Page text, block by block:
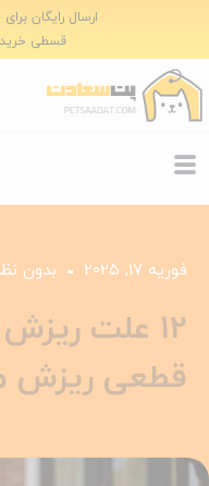
ارسال رایگان برای خرید
قسطی خرید کن! 4ماهه
فوریه 17, 2025 بدون
12 علت
قطعی